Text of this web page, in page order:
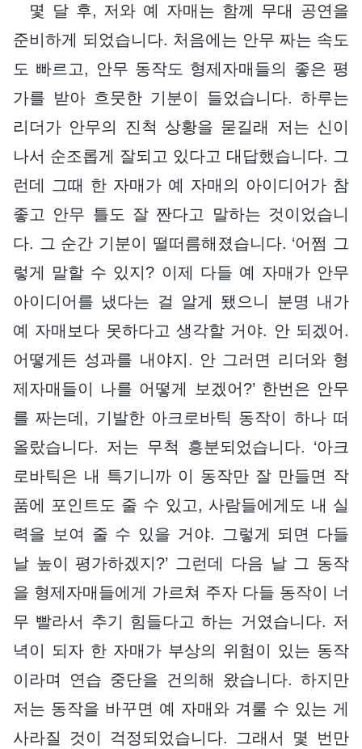
몇 달 후, 저와 예 자매는 함께 무대 공연을
준비하게 되었습니다. 처음에는 안무 짜는 속도
도 빠르고, 안무 동작도 형제자매들의 좋은 평
가를 받아 흐뭇한 기분이 들었습니다. 하루는
리더가 안무의 진척 상황을 묻길래 저는 신이
나서 순조롭게 잘되고 있다고 대답했습니다. 그
런데 그때 한 자매가 예 자매의 아이디어가 참
좋고 안무 틀도 잘 짠다고 말하는 것이었습니
다. 그 순간 기분이 떨떠름해졌습니다. ‘어쩜 그
렇게 말할 수 있지? 이제 다들 예 자매가 안무
아이디어를 냈다는 걸 알게 됐으니 분명 내가
예 자매보다 못하다고 생각할 거야. 안 되겠어.
어떻게든 성과를 내야지. 안 그러면 리더와 형
제자매들이 나를 어떻게 보겠어?’ 한번은 안무
를 짜는데, 기발한 아크로바틱 동작이 하나 떠
올랐습니다. 저는 무척 흥분되었습니다. ‘아크
로바틱은 내 특기니까 이 동작만 잘 만들면 작
품에 포인트도 줄 수 있고, 사람들에게도 내 실
력을 보여 줄 수 있을 거야. 그렇게 되면 다들
날 높이 평가하겠지?’ 그런데 다음 날 그 동작
을 형제자매들에게 가르쳐 주자 다들 동작이 너
무 빨라서 추기 힘들다고 하는 거였습니다. 저
녁이 되자 한 자매가 부상의 위험이 있는 동작
이라며 연습 중단을 건의해 왔습니다. 하지만
저는 동작을 바꾸면 예 자매와 겨룰 수 있는 게
사라질 것이 걱정되었습니다. 그래서 몇 번만